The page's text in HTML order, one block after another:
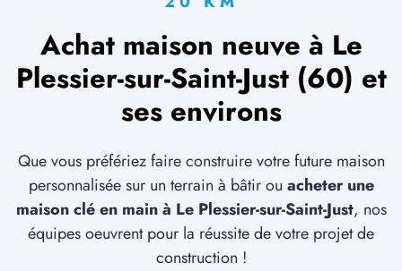
Achat maison neuve à Le
Plessier-sur-Saint-Just (60) et
ses environs
Que vous préfériez faire construire votre future maison
personnalisée sur un terrain à bâtir ou acheter une
maison clé en main à Le Plessier-sur-Saint-Just, nos
équipes oeuvrent pour la réussite de votre projet de
construction !